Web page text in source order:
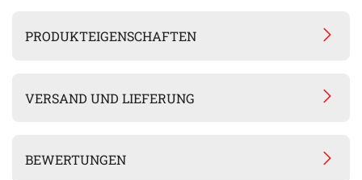
PRODUKTEIGENSCHAFTEN
VERSAND UND LIEFERUNG
BEWERTUNGEN